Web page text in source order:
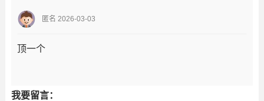
匿名 2026-03-03
顶一个
我要留言：